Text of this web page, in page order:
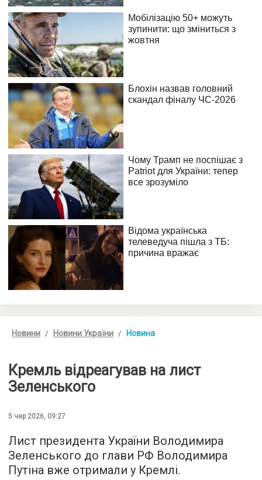
Новини Новини України Новина
Кремль відреагував на лист
Зеленського
5 чер 2026, 09:27
Лист президента України Володимира
Зеленського до глави РФ Володимира
Путіна вже отримали у Кремлі.